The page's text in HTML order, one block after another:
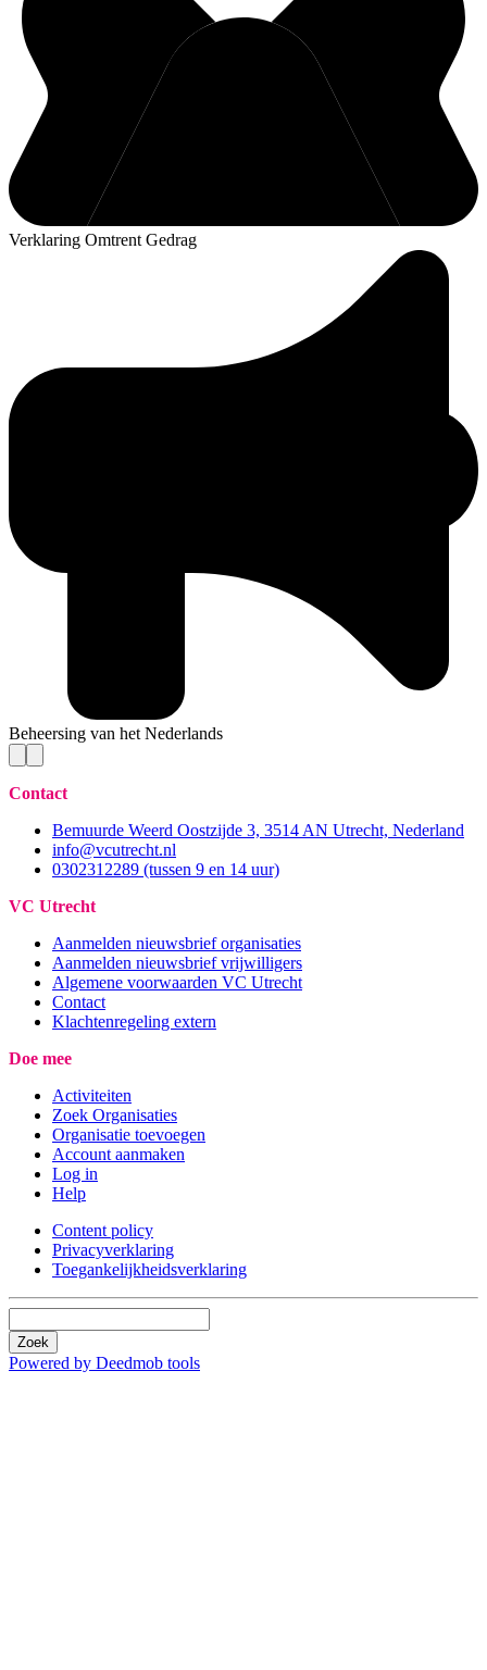
Verklaring Omtrent Gedrag
Beheersing van het Nederlands
Contact
Bemuurde Weerd Oostzijde 3, 3514 AN Utrecht, Nederland
info@vcutrecht.nl
0302312289 (tussen 9 en 14 uur)
VC Utrecht
Aanmelden nieuwsbrief organisaties
Aanmelden nieuwsbrief vrijwilligers
Algemene voorwaarden VC Utrecht
Contact
Klachtenregeling extern
Doe mee
Activiteiten
Zoek Organisaties
Organisatie toevoegen
Account aanmaken
Log in
Help
Content policy
Privacyverklaring
Toegankelijkheidsverklaring
Zoek
Powered by Deedmob tools